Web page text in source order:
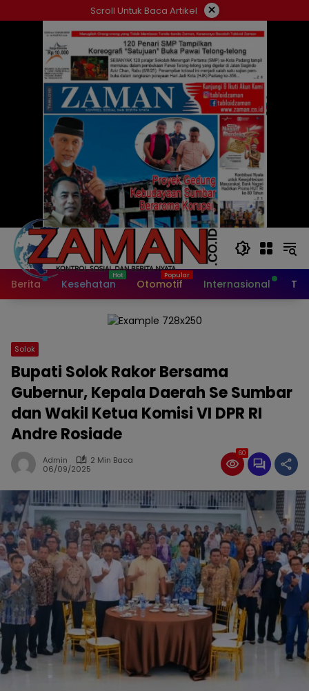
ke
Scroll Untuk Baca Artikel ×
Berita Kesehatan Otomotif Internasional
Solok
Bupati Solok Rakor Bersama
Gubernur, Kepala Daerah Se Sumbar
dan Wakil Ketua Komisi VI DPR RI
Andre Rosiade
Admin
2 Min Baca
06/09/2025
60